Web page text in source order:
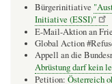
Bürgerinitiative
Initiative (ESSI)"
E-Mail-Aktion an
Global Action
Appell an die
Abrüstung darf kein
Petition: Österreich